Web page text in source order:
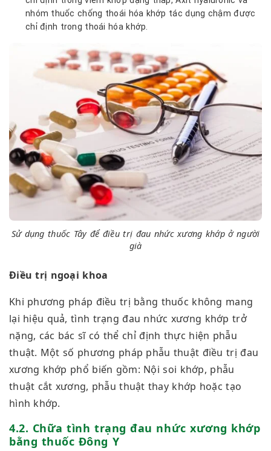
nhóm thuốc chống thoái hóa khớp tác dụng chậm được
chỉ định trong thoái hóa khớp.
Sử dụng thuốc Tây để điều trị đau nhức xương khớp ở người
già
Điều trị ngoại khoa
Khi phương pháp điều trị bằng thuốc không mang
lại hiệu quả, tình trạng đau nhức xương khớp trở
nặng, các bác sĩ có thể chỉ định thực hiện phẫu
thuật. Một số phương pháp phẫu thuật điều trị đau
xương khớp phổ biến gồm: Nội soi khớp, phẫu
thuật cắt xương, phẫu thuật thay khớp hoặc tạo
hình khớp.
4.2. Chữa tình trạng đau nhức xương khớp
bằng thuốc Đông Y